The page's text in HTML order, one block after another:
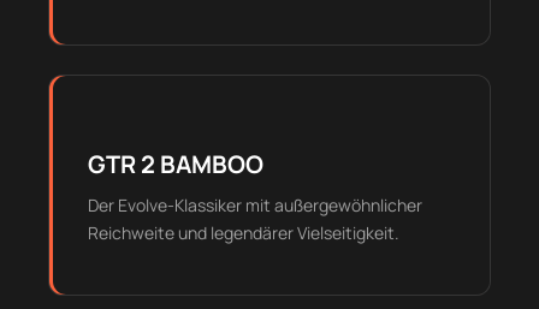
GTR 2 BAMBOO
Der Evolve-Klassiker mit außergewöhnlicher
Reichweite und legendärer Vielseitigkeit.